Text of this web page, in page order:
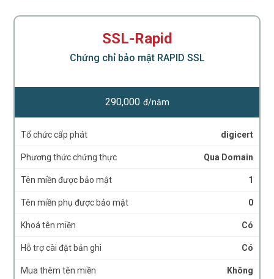
SSL-Rapid
Chứng chỉ bảo mật RAPID SSL
290,000 đ/năm
Tổ chức cấp phát digicert
Phương thức chứng thực Qua Domain
Tên miền được bảo mật 1
Tên miền phụ được bảo mật 0
Khoá tên miền Có
Hỗ trợ cài đặt bản ghi Có
Mua thêm tên miền Không